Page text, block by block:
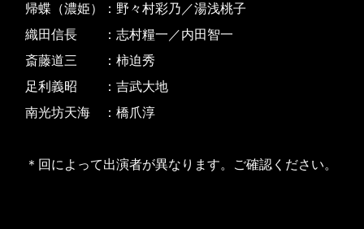
帰蝶（濃姫）：野々村彩乃／湯浅桃子
織田信長 ：志村糧一／内田智一
斎藤道三 ：柿迫秀
足利義昭 ：吉武大地
南光坊天海 ：橋爪淳
＊回によって出演者が異なります。ご確認ください。